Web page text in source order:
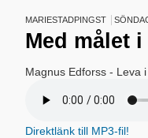
MARIESTADPINGST
Med målet
Magnus Edforss - Leva
Direktlänk till MP3-fil!